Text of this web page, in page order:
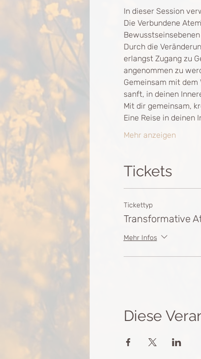
In dieser Session
Die Verbundene
Durch die
erlangst Zugang zu
angenommen zu
Gemeinsam mit
sanft, in deinen
Mit dir gemeinsam,
Eine Reise in deinen
Mehr anzeigen
Tickets
Tickettyp
Transformative
Mehr Infos
Diese